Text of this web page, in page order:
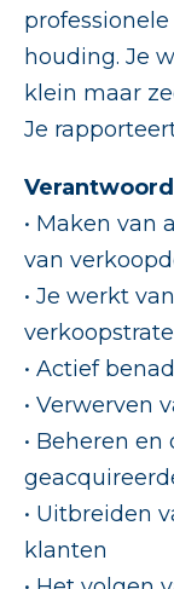
houding. Je
klein maar
Je
• Maken van
van
• Je werkt
• Actief
• Verwerven
• Beheren
• Uitbreiden
klanten